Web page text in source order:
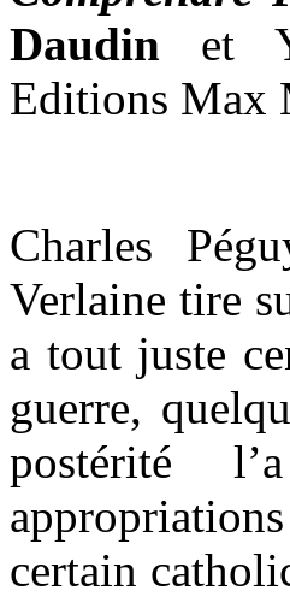
Daudin et
Editions Max
Charles
Verlaine tire
a tout juste
guerre,
postérité
certain